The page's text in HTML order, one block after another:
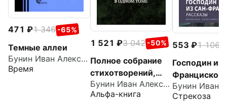
471 1 346 -65%
Темные аллеи
Бунин Иван Алексеевич
Время
1 521 3 042 -50%
Полное собрание
стихотворений,
романов и
повестей в одном
Бунин Иван Алексеевич
Альфа-книга
553 1 106
Господин из
Франциско
Стрекоза